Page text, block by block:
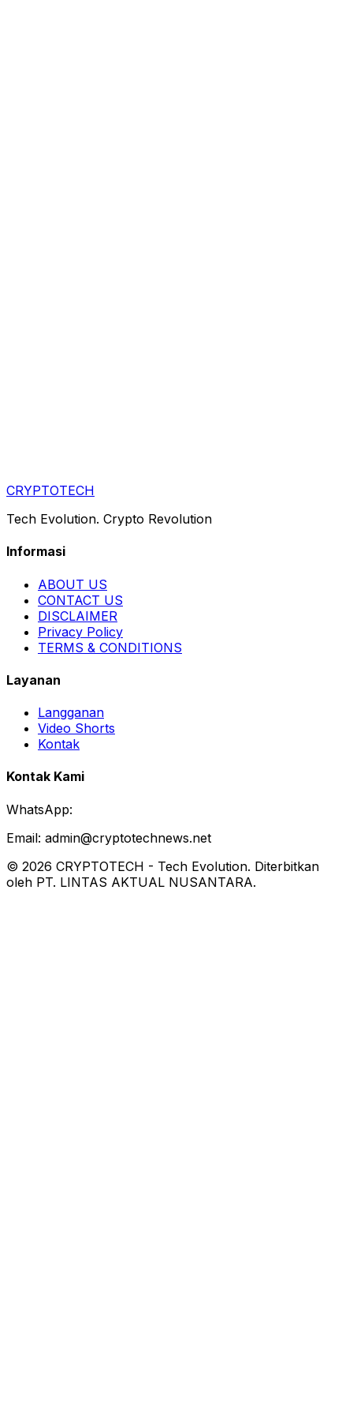
CRYPTOTECH
Tech Evolution. Crypto Revolution
Informasi
ABOUT US
CONTACT US
DISCLAIMER
Privacy Policy
TERMS & CONDITIONS
Layanan
Langganan
Video Shorts
Kontak
Kontak Kami
WhatsApp:
Email: admin@cryptotechnews.net
© 2026 CRYPTOTECH - Tech Evolution. Diterbitkan
oleh PT. LINTAS AKTUAL NUSANTARA.